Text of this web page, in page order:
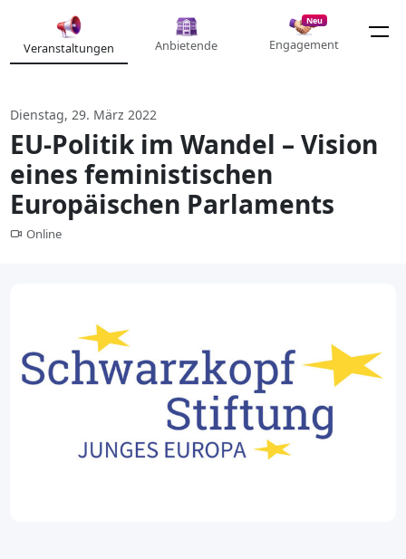
Veranstaltungen Anbietende
Neu
Engagement
Dienstag, 29. März 2022
EU-Politik im Wandel – Vision
eines feministischen
Europäischen Parlaments
Online